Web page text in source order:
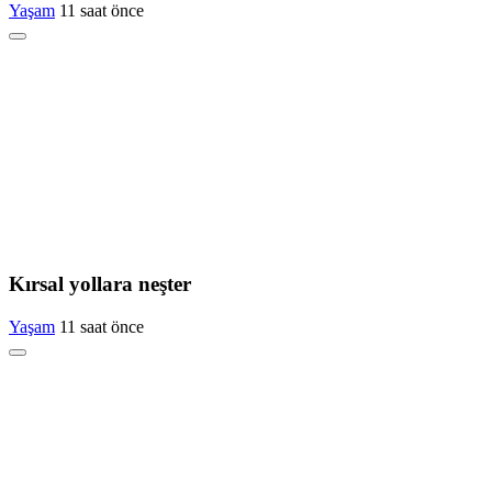
Yaşam 11 saat önce
Kırsal yollara neşter
Yaşam 11 saat önce